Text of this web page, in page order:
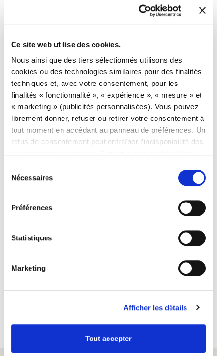
Ce site web utilise des cookies.
Nous ainsi que des tiers sélectionnés utilisons des
cookies ou des technologies similaires pour des finalités
techniques et, avec votre consentement, pour les
finalités « fonctionnalité », « expérience », « mesure » et
« marketing » (publicités personnalisées). Vous pouvez
librement donner, refuser ou retirer votre consentement à
tout moment en accédant au panneau de préférences. Un
refus de consentement peut entraîner l’indisponibilité des
Refuser tout » pour continuer sans accepter. Lire la
Nécessaires
Préférences
Statistiques
Marketing
Afficher les détails
Tout accepter
style, tout en transformant les différentes zones dans